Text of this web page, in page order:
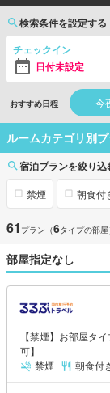
検索条件を設定する
チェックイン
日付未設定
おすすめ日程 今
ルームカテゴリ別
宿泊プランを絞り込
禁煙 朝食付
61 プラン（6タイプの部屋
部屋指定なし
【禁煙】お部屋タ
可】
禁煙
朝食付